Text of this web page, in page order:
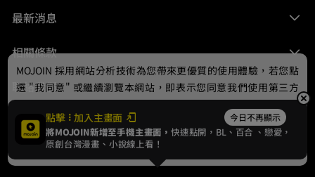
最新消息
相關條款
聯絡我們
© 2024 gamania Digital Entertainment Co., Ltd.
點擊 加入主畫面 今日不再顯示
將MOJOIN新增至手機主畫面，快速點開，BL、 百合 、戀愛，
原創台灣漫畫、小說線上看！
MOJOIN 採用網站分析技術為您帶來更優質的使用體驗，若您點
選 "我同意" 或繼續瀏覽本網站，即表示您同意我們使用第三方
Cookie，欲瞭解更多資訊請見隱私權政策。
我同意